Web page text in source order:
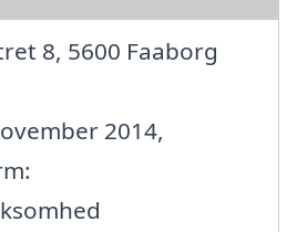
8, 5600 Faaborg
2014,